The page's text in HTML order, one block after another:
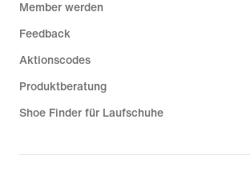
Member werden
Feedback
Aktionscodes
Produktberatung
Shoe Finder für Laufschuhe